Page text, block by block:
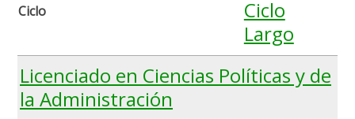
Ciclo
Ciclo
Largo
Licenciado en Ciencias Políticas y de
la Administración